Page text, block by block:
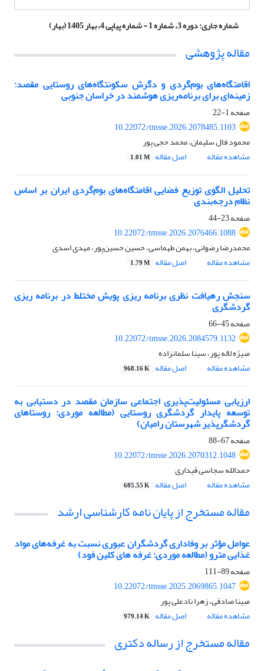
شماره جاری:دوره 3، شماره 1 - شماره پیاپی 4، بهار 1405 (بهار)
مقاله پژوهشی
اقامتگاه‌های بوم‌گردی و دگرش سکونتگاه‌های روستایی مقصد:
زمینه‌ای برای برنامه‌ریزی هوشمند در خراسان جنوبی
صفحه1-22
10.22072/tmsse.2026.2078485.1103
محمود فال سلیمان، محمد حجی پور
مشاهده مقاله
اصل مقاله 1.01 M
تحلیل الگوی توزیع فضایی اقامتگاه‌های بوم‌گردی ایران بر اساس
نظام درجه‌بندی
صفحه23-44
10.22072/tmsse.2026.2076466.1088
محمدرضا رضوانی، بهمن طهماسی، حسین حسین‌پور، مهدی اسدی
مشاهده مقاله
اصل مقاله 1.79 M
سنجش رهیافت نظری برنامه ریزی پویش مختلط در برنامه ریزی
گردشگری
صفحه45-66
10.22072/tmsse.2026.2084579.1132
منیژه لاله پور، سینا سلمانزاده
مشاهده مقاله
اصل مقاله 968.16 K
ارزیابی مسئولیت‌پذیری اجتماعی سازمان مقصد در دستیابی به
توسعه پایدار گردشگری روستایی (مطالعه موردی: روستاهای
گردشگرپذیر شهرستان رامیان)
صفحه67-88
10.22072/tmsse.2026.2070312.1048
حمدالله سجاسی قیداری
مشاهده مقاله
اصل مقاله 685.55 K
مقاله مستخرج از پایان نامه کارشناسی ارشد
عوامل مؤثر بر وفاداری گردشگران عبوری نسبت به غرفه‌های مواد
غذایی مترو (مطالعه موردی: غرفه های کلین فود)
صفحه89-111
10.22072/tmsse.2025.2069865.1047
مبینا صادقی، زهرا نادعلی پور
مشاهده مقاله
اصل مقاله 979.14 K
مقاله مستخرج از رساله دکتری